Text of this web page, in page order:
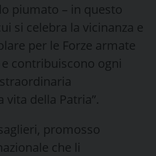
piumato – in questo
si celebra la vicinanza e
per le Forze armate
contribuiscono ogni
della Patria”.
promosso
che li